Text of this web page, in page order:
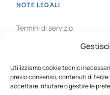
Utilizziamo cookie tecnici
previo consenso, contenuti di terze
accettare, rifiutare o gestire le
NOTE LEGALI
Termini di servizio
GDPR
Gestisci cookie